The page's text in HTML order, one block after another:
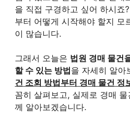
을 직접 구경하고 싶어 하시죠
부터 어떻게 시작해야 할지 모
이 많습니다.
그래서 오늘은 법원 경매 물건
할 수 있는 방법 을 자세히 알아
건 조회 방법부터 경매 물건 정
꼼히 살펴보고, 실제로 경매
께 알아보겠습니다.